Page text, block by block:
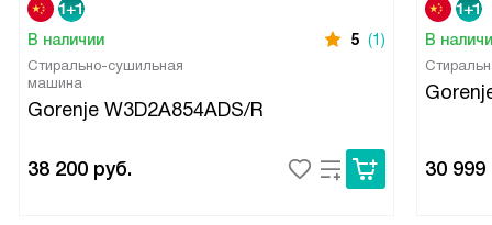
В наличии 5 (1)
Стирально-сушильная
машина
Gorenje W3D2A854ADS/R
38 200 руб.
В
30 999